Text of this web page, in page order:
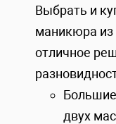
Выбрать и
маникюра
отличное
двух